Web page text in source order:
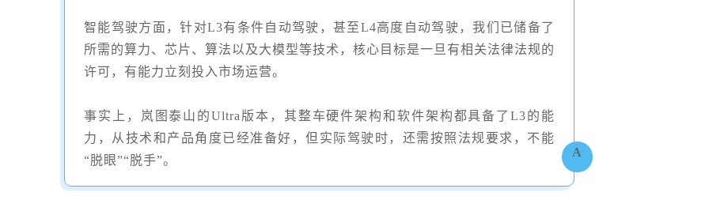
智能驾驶方面，针对L3有条件自动驾驶，甚至L4高度自动驾驶，我们已储备了
所需的算力、芯片、算法以及大模型等技术，核心目标是一旦有相关法律法规的
许可，有能力立刻投入市场运营。
事实上，岚图泰山的Ultra 版本，其整车硬件架构和软件架构都具备了L3的能
力，从技术和产品角度已经准备好，但实际驾驶时，还需按照法规要求，不能
“脱眼”“脱手”。
A